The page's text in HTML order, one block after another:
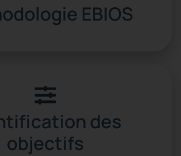
EBIOS
des
objectifs